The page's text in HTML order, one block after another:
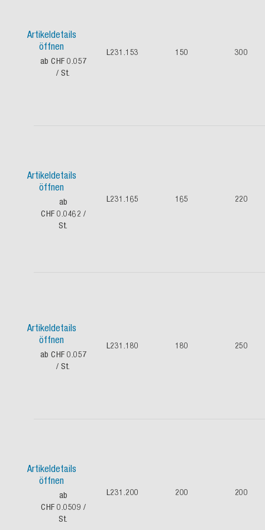
Artikeldetails
öffnen
ab CHF 0.057
/ St.
L231.153 150 300
Artikeldetails
öffnen
ab
CHF 0.0462 /
St.
L231.165 165 220
Artikeldetails
öffnen
ab CHF 0.057
/ St.
L231.180 180 250
Artikeldetails
öffnen
ab
CHF 0.0509 /
St.
L231.200 200 200